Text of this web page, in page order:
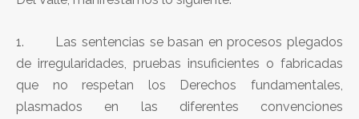
1. Las sentencias se basan en procesos plegados
de irregularidades, pruebas insuficientes o fabricadas
que no respetan los Derechos fundamentales,
plasmados en las diferentes convenciones